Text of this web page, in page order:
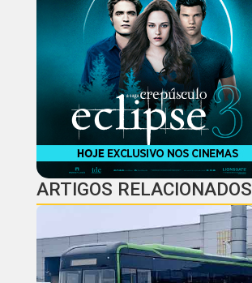
ARTIGOS RELACIONADOS